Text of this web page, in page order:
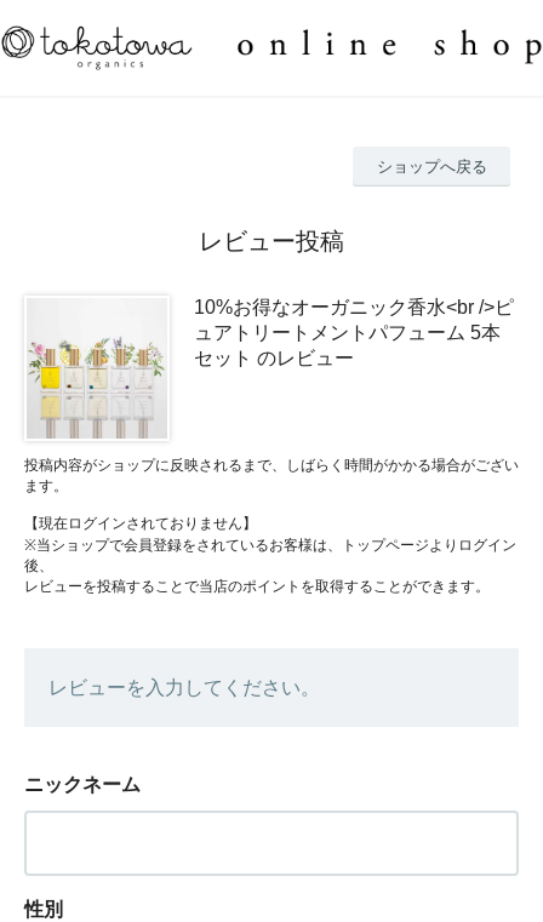
ショップへ戻る
レビュー投稿
10%お得なオーガニック香水<br />ピ
ュアトリートメントパフューム 5本
セット のレビュー
投稿内容がショップに反映されるまで、しばらく時間がかかる場合がござい
ます。
【現在ログインされておりません】
※当ショップで会員登録をされているお客様は、トップページよりログイン
後、
レビューを投稿することで当店のポイントを取得することができます。
レビューを入力してください。
ニックネーム
性別